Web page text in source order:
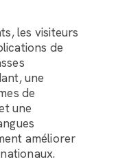
les visiteurs
de
une
de
une
améliorer